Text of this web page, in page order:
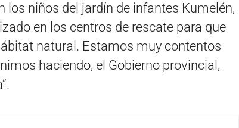
los niños del jardín de infantes Kumelén,
en los centros de rescate para que
natural. Estamos muy contentos
haciendo, el Gobierno provincial,